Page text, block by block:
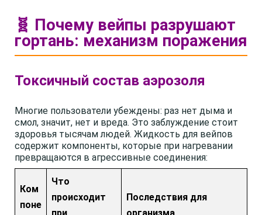
🧬 Почему вейпы разрушают
гортань: механизм поражения
Токсичный состав аэрозоля
Многие пользователи убеждены: раз нет дыма и
смол, значит, нет и вреда. Это заблуждение стоит
здоровья тысячам людей. Жидкость для вейпов
содержит компоненты, которые при нагревании
превращаются в агрессивные соединения:
Ком
поне
Что
происходит
Последствия для